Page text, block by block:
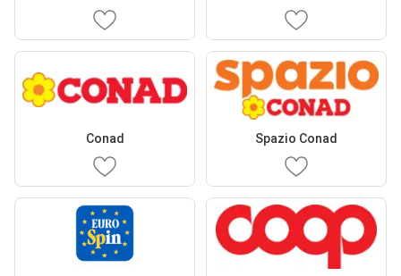
Conad Spazio Conad